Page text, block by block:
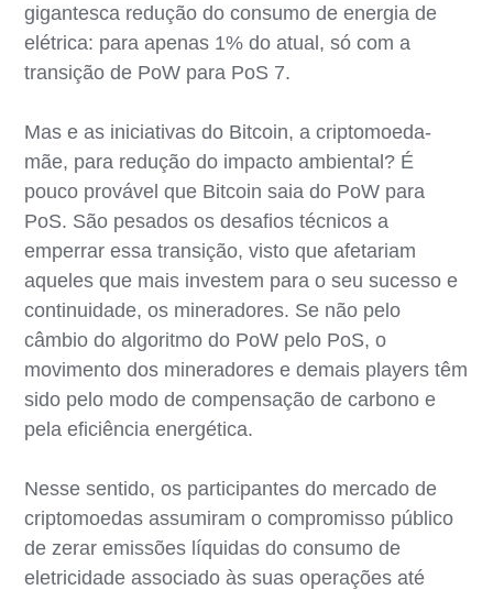
gigantesca redução do consumo de energia de
elétrica: para apenas 1% do atual, só com a
transição de PoW para PoS 7.
Mas e as iniciativas do Bitcoin, a criptomoeda-
mãe, para redução do impacto ambiental? É
pouco provável que Bitcoin saia do PoW para
PoS. São pesados os desafios técnicos a
emperrar essa transição, visto que afetariam
aqueles que mais investem para o seu sucesso e
continuidade, os mineradores. Se não pelo
câmbio do algoritmo do PoW pelo PoS, o
movimento dos mineradores e demais players têm
sido pelo modo de compensação de carbono e
pela eficiência energética.
Nesse sentido, os participantes do mercado de
criptomoedas assumiram o compromisso público
de zerar emissões líquidas do consumo de
eletricidade associado às suas operações até